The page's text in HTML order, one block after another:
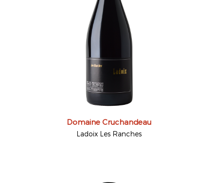
Domaine Cruchandeau
Ladoix Les Ranches